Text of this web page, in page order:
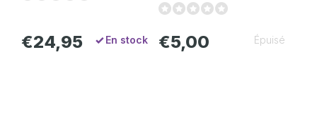
€24,95 En stock €5,00 Épuisé